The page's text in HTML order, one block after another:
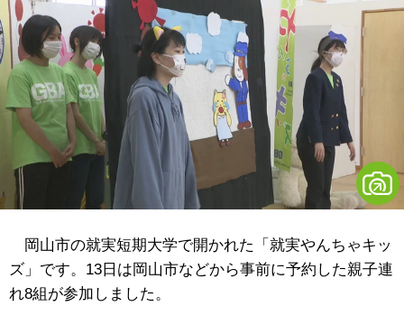
岡山市の就実短期大学で開かれた「就実やんちゃキッ
ズ」です。13日は岡山市などから事前に予約した親子連
れ8組が参加しました。